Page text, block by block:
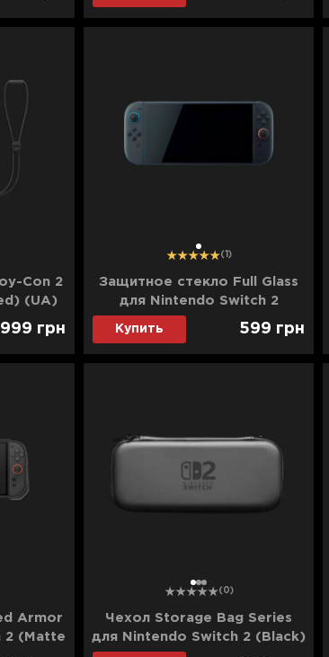
Con 2
(UA)
грн
1 (1)
Защитное стекло Full Glass
для Nintendo Switch 2
Купить 599 грн
Armor
2 (Matte
12 3 (0)
Чехол Storage Bag Series
для Nintendo Switch 2 (Black)